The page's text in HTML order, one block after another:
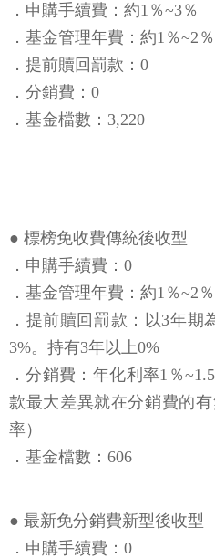
．申購手續費：約1％~3％
．基金管理年費：約1％~2％
．提前贖回罰款：0
．分銷費：0
．基金檔數：3,220
● 標榜免收費傳統後收型
．申購手續費：0
．基金管理年費：約1％~2％
．提前贖回罰款：以3年期
3%。持有3年以上0%
．分銷費：年化利率1％
款最大差異就在分銷費的
率）
．基金檔數：606
● 最新免分銷費新型後收型
．申購手續費：0